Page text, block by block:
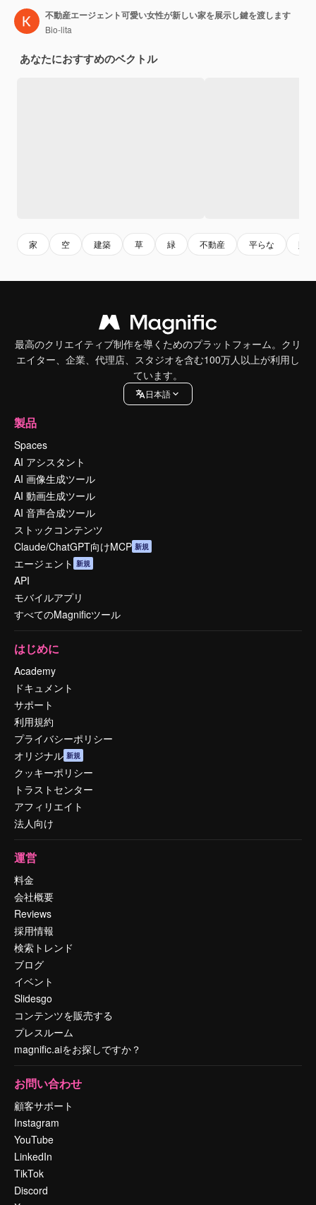
不動産エージェント可愛い女性が新しい家を展示し鍵を渡します
Bio-lita
あなたにおすすめのベクトル
家 空 建築 草 緑 不動産 平らな 財産
最高のクリエイティブ制作を導くためのプラットフォーム。クリ
エイター、企業、代理店、スタジオを含む100万人以上が利用し
ています。
日本語
製品
Spaces
AI アシスタント
AI 画像生成ツール
AI 動画生成ツール
AI 音声合成ツール
ストックコンテンツ
Claude/ChatGPT向けMCP 新規
エージェント 新規
API
モバイルアプリ
すべてのMagnificツール
はじめに
Academy
ドキュメント
サポート
利用規約
プライバシーポリシー
オリジナル 新規
クッキーポリシー
トラストセンター
アフィリエイト
法人向け
運営
料金
会社概要
Reviews
採用情報
検索トレンド
ブログ
イベント
Slidesgo
コンテンツを販売する
プレスルーム
magnific.aiをお探しですか？
お問い合わせ
顧客サポート
Instagram
YouTube
LinkedIn
TikTok
Discord